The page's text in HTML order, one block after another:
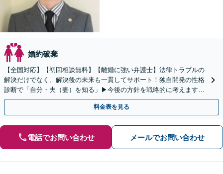
婚約破棄
【全国対応】【初回相談無料】【離婚に強い弁護士】法律トラブルの
解決だけでなく、解決後の未来も一貫してサポート！独自開発の性格
診断で「自分・夫（妻）を知る」▶︎今後の方針を戦略的に考えます！
【休日夜間／オンライン相談OK】
料金表を見る
電話でお問い合わせ メールでお問い合わせ